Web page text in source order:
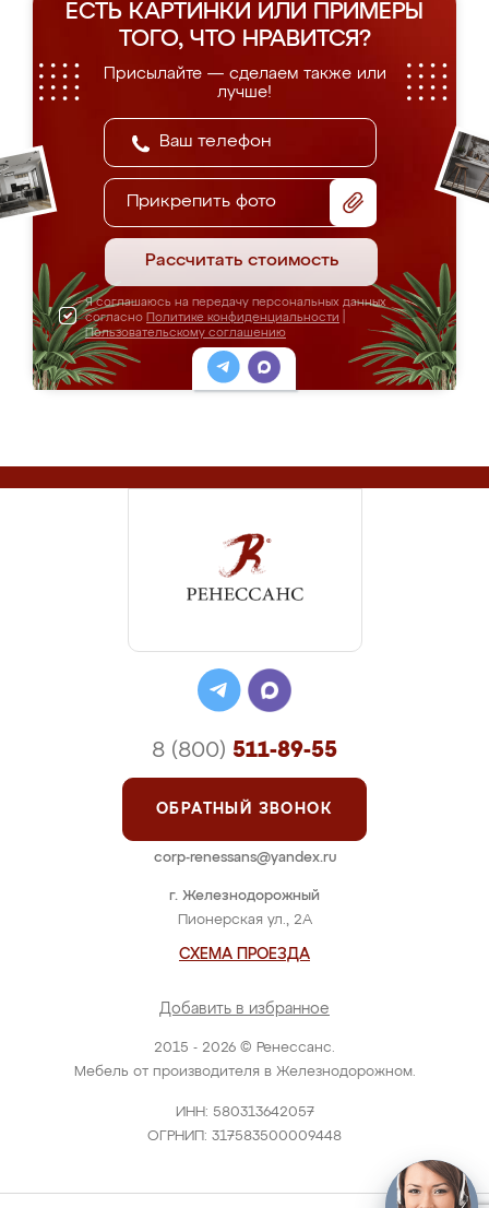
ЕСТЬ КАРТИНКИ ИЛИ ПРИМЕРЫ
ТОГО, ЧТО НРАВИТСЯ?
Присылайте — сделаем также или
лучше!
Прикрепить фото
Рассчитать стоимость
Я соглашаюсь на передачу персональных данных
согласно Политике конфиденциальности
Пользовательскому соглашению
2015 - 2026 © Ренессанс.
Мебель от производителя в Железнодорожном.
ИНН: 580313642057
ОГРНИП: 317583500009448
г. Железнодорожный
Пионерская ул., 2А
СХЕМА ПРОЕЗДА
Добавить в избранное
8 (800) 511-89-55
ОБРАТНЫЙ ЗВОНОК
corp-renessans@yandex.ru